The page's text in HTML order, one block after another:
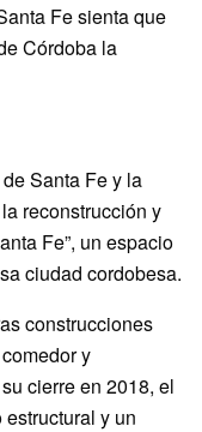
Fe sienta que
Córdoba la
Santa Fe y la
reconstrucción y
Fe”, un espacio
ciudad cordobesa.
construcciones
y
cierre en 2018, el
y un